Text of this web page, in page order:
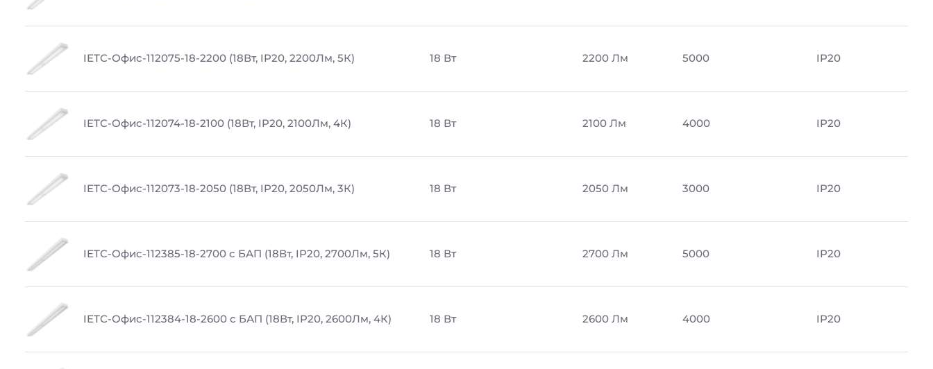
IETC-Офис-112075-18-2200 (18Вт, IP20, 2200Лм, 5К) 18 Вт 2200 Лм 5000 IP20
IETC-Офис-112074-18-2100 (18Вт, IP20, 2100Лм, 4К) 18 Вт 2100 Лм 4000 IP20
IETC-Офис-112073-18-2050 (18Вт, IP20, 2050Лм, 3К) 18 Вт 2050 Лм 3000 IP20
IETC-Офис-112385-18-2700 с БАП (18Вт, IP20, 2700Лм, 5К) 18 Вт 2700 Лм 5000 IP20
IETC-Офис-112384-18-2600 с БАП (18Вт, IP20, 2600Лм, 4К) 18 Вт 2600 Лм 4000 IP20